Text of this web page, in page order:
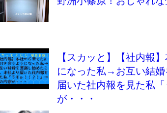
【スカッと】【社内報
になった私→お互い結婚
届いた社内報を見た私
が・・・